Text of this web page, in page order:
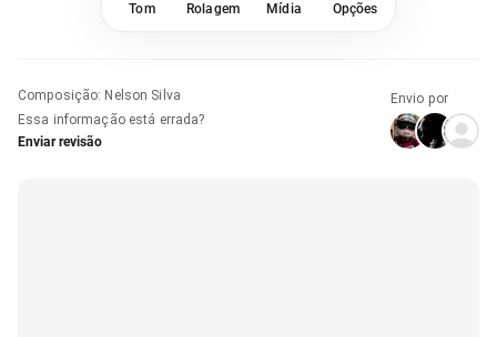
Tom Rolagem Mídia Opções
Composição: Nelson Silva
Essa informação está errada?
Enviar revisão
Envio por